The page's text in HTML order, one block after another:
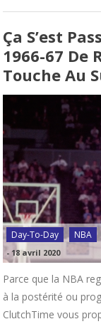
Ça S’est
1966-67 De
Touche Au
Day-To-Day NBA
- 18 avril 2020
Parce que la NBA
à la postérité ou
ClutchTime vous